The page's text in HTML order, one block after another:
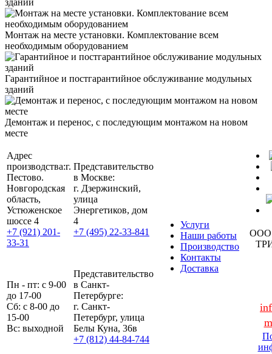
Монтаж на месте установки. Комплектование всем
необходимым оборудованием
Гарантийное и постгарантийное обслуживание модульных
зданий
Демонтаж и перенос, с последующим монтажом на новом
месте
Адрес
производства:г.
Пестово.
Новгородская
область,
Устюженское
шоссе 4
+7 (921) 201-
33-31
Представительство
в Москве:
г. Дзержинский,
улица
Энергетиков, дом
4
+7 (495) 22-33-841
Услуги
Наши работы
Производство
Контакты
Доставка
ООО
Пн - пт: с 9-00
до 17-00
Сб: с 8-00 до
15-00
Вс: выходной
Представительство
в Санкт-
Петербурге:
г. Санкт-
Петербург, улица
Белы Куна, 36в
+7 (812) 44-84-744